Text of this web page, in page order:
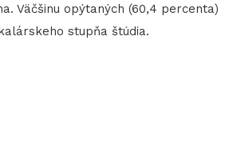
Väčšinu opýtaných (60,4 percenta)
stupňa štúdia.